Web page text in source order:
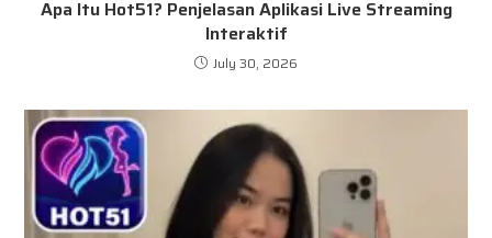
Apa Itu Hot51? Penjelasan Aplikasi Live Streaming
Interaktif
July 30, 2026